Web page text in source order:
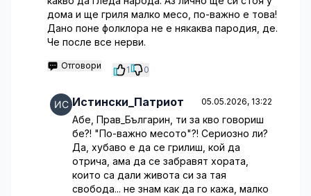
дома и ще гриля малко месо, по-важно е това!
Дано поне фолклора не е някаква пародия, де.
Че после все нерви.
Отговори 1 0
Истински_Патриот 05.05.2026, 13:22
Абе, Прав_Българин, ти за кво говориш
бе?! "По-важно месото"?! Сериозно ли?
Да, хубаво е да се грилиш, кой да
отрича, ама да се забравят хората,
които са дали живота си за тая
свобода... не знам как да го кажа, малко